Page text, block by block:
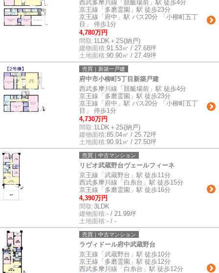
西武多摩川線「競艇場前」駅 徒歩4分
京王線「多磨霊園」駅 徒歩23分
京王線「府中」駅 バス20分 「小柳町五丁
目」 停歩1分
4,780万円
間取:1LDK＋2S(納戸)
建物面積:91.53㎡ / 27.68坪
土地面積:90.90㎡ / 27.49坪
売買｜新築一戸建
府中市小柳町5丁目新築戸建
西武多摩川線「競艇場前」駅 徒歩4分
京王線「多磨霊園」駅 徒歩23分
京王線「府中」駅 バス20分 「小柳町五丁
目」 停歩1分
4,730万円
間取:1LDK＋2S(納戸)
建物面積:85.04㎡ / 25.72坪
土地面積:90.91㎡ / 27.50坪
売買｜中古マンション
リビオ武蔵野台ヴェールフィーネ
京王線「武蔵野台」駅 徒歩11分
西武多摩川線「白糸台」駅 徒歩15分
京王線「多磨霊園」駅 徒歩16分
4,390万円
間取:3LDK
建物面積:- / 21.99坪
土地面積:- / -
売買｜中古マンション
ラヴィドール府中武蔵野台
京王線「武蔵野台」駅 徒歩10分
京王線「多磨霊園」駅 徒歩12分
西武多摩川線「白糸台」駅 徒歩12分